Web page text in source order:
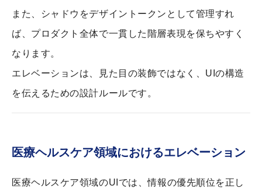
また、シャドウをデザイントークンとして管理すれ
ば、プロダクト全体で一貫した階層表現を保ちやすく
なります。
エレベーションは、見た目の装飾ではなく、UIの構造
を伝えるための設計ルールです。
医療ヘルスケア領域におけるエレベーション
医療ヘルスケア領域のUIでは、情報の優先順位を正し